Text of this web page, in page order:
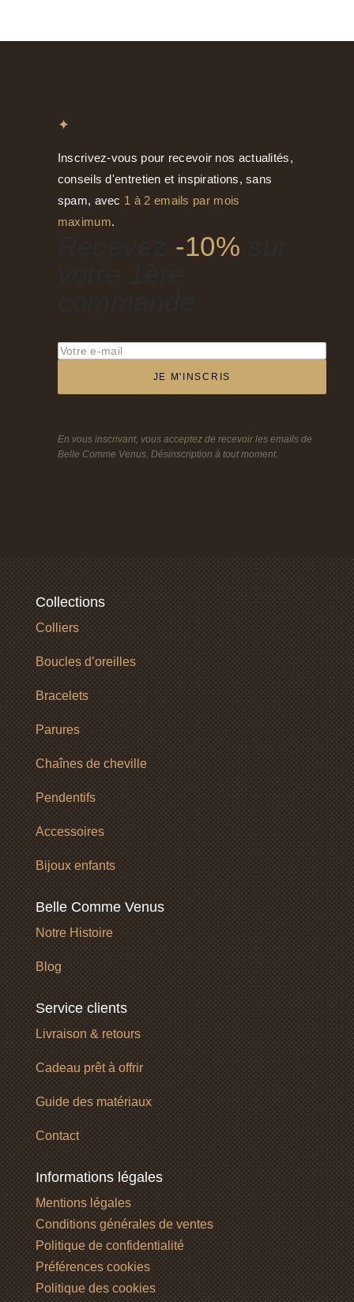
✦
Inscrivez-vous pour recevoir nos actualités,
conseils d'entretien et inspirations, sans
spam, avec 1 à 2 emails par mois
maximum.
-10%
JE M'INSCRIS
En vous inscrivant, vous acceptez de recevoir les emails de
Belle Comme Venus. Désinscription à tout moment.
Collections
Colliers
Boucles d’oreilles
Bracelets
Parures
Chaînes de cheville
Pendentifs
Accessoires
Bijoux enfants
Belle Comme Venus
Notre Histoire
Blog
Service clients
Livraison & retours
Cadeau prêt à offrir
Guide des matériaux
Contact
Informations légales
Mentions légales
Conditions générales de ventes
Politique de confidentialité
Préférences cookies
Politique des cookies